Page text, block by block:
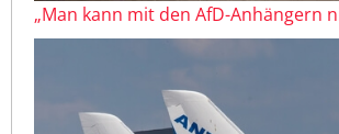
„Man kann mit den AfD-Anhängern